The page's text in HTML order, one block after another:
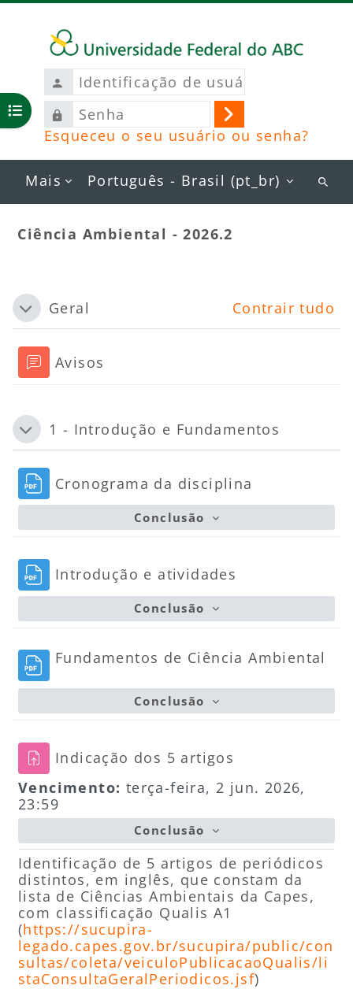
Ir para o conteúdo principal
Identificação
de
usuário
Senha
Acessar
Esqueceu o seu usuário ou senha?
Mais Português - Brasil ‎(pt_br)‎
Abrir índice do curso
Ciência Ambiental - 2026.2
Contorno da seção
Contrair
Geral Contrair tudo
Avisos
Contrair1 - Introdução e Fundamentos
Cronograma da disciplina
Conclusão
Introdução e atividades
Conclusão
Fundamentos de Ciência Ambiental
Conclusão
Indicação dos 5 artigos
Vencimento: terça-feira, 2 jun. 2026,
23:59
Conclusão
Identificação de 5 artigos de periódicos
distintos, em inglês, que constam da
lista de Ciências Ambientais da Capes,
com classificação Qualis A1
(https://sucupira-
legado.capes.gov.br/sucupira/public/con
sultas/coleta/veiculoPublicacaoQualis/li
staConsultaGeralPeriodicos.jsf)